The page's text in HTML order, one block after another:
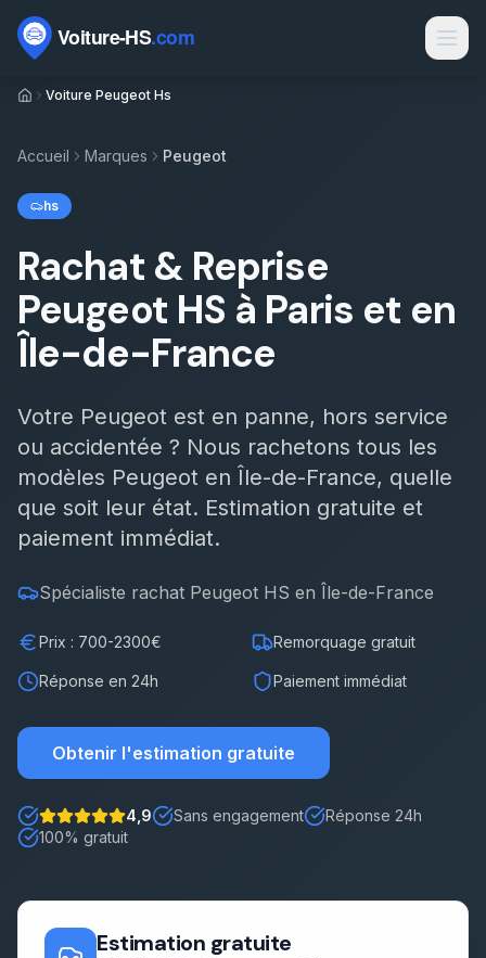
Passer au contenu
Marques Contact
Rachat épave
Épaviste par ville
Types de véhicules
Motorisations
Électrique HS par département
Sinistres
Démarches
Estimation gratuite
Voiture Peugeot Hs
Accueil Marques Peugeot
hs
Rachat & Reprise
Peugeot HS à Paris et en
Île-de-France
Votre Peugeot est en panne, hors service
ou accidentée ? Nous rachetons tous les
modèles Peugeot en Île-de-France, quelle
que soit leur état. Estimation gratuite et
paiement immédiat.
Spécialiste rachat Peugeot HS en Île-de-France
Prix : 700-2300€ Remorquage gratuit
Réponse en 24h Paiement immédiat
Obtenir l'estimation gratuite
Note : 5 étoiles sur 5
4,9 Sans engagement
Réponse 24h
100% gratuit
Estimation gratuite